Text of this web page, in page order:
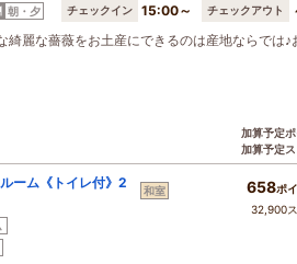
朝・夕 チェックイン 15:00～ チェックアウト
綺麗な薔薇をお土産にできるのは産地ならでは
加算予定ポ
加算予定
ーム《トイレ付》2
和室 658ポ
32,900